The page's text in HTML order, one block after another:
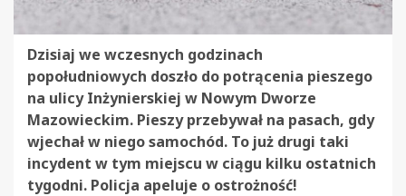
Dzisiaj we wczesnych godzinach
popołudniowych doszło do potrącenia pieszego
na ulicy Inżynierskiej w Nowym Dworze
Mazowieckim. Pieszy przebywał na pasach, gdy
wjechał w niego samochód. To już drugi taki
incydent w tym miejscu w ciągu kilku ostatnich
tygodni. Policja apeluje o ostrożność!